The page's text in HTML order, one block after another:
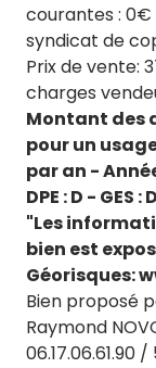
courantes : 0€
syndicat de
Prix de vente:
charges
Montant des
pour un
par an -
DPE : D - GES : D
"Les
bien est
Géorisques:
Bien proposé
Raymond
06.17.06.61.90